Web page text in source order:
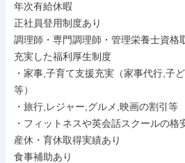
年次有給休暇
正社員登用制度あり
調理師・専門調理師・管理栄養士資格
充実した福利厚生制度
・家事,子育て支援充実（家事代行,子
等）
・旅行,レジャー,グルメ,映画の割引等
・フィットネスや英会話スクールの格
産休・育休取得実績あり
食事補助あり